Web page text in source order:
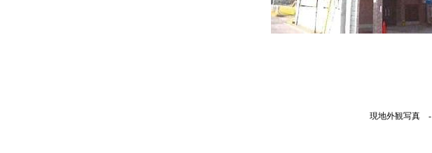
現地外観写真 -